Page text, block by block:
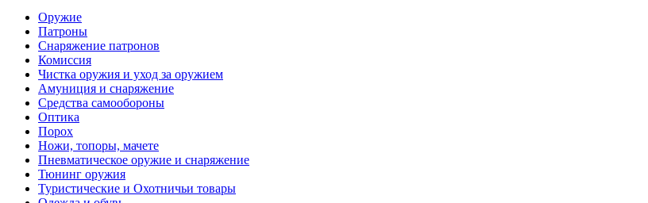
Оружие
Патроны
Снаряжение патронов
Комиссия
Чистка оружия и уход за оружием
Амуниция и снаряжение
Средства самообороны
Оптика
Порох
Ножи, топоры, мачете
Пневматическое оружие и снаряжение
Тюнинг оружия
Туристические и Охотничьи товары